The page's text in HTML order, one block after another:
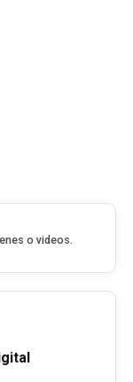
o videos.